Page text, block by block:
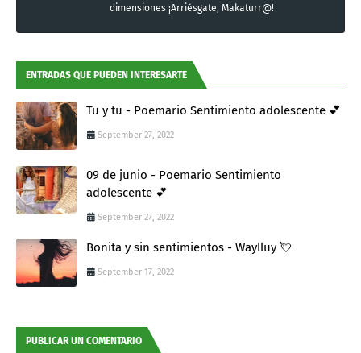
dimensiones ¡Arriésgate, Makaturr@!
ENTRADAS QUE PUEDEN INTERESARTE
Tu y tu - Poemario Sentimiento adolescente 💕
September 27, 2022
09 de junio - Poemario Sentimiento
adolescente 💕
September 27, 2022
Bonita y sin sentimientos - Waylluy 💘
September 17, 2022
PUBLICAR UN COMENTARIO